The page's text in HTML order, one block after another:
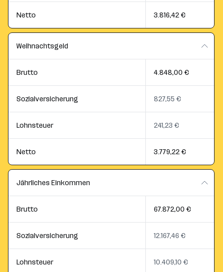
Netto 3.816,42 €
Weihnachtsgeld
Brutto 4.848,00 €
Sozialversicherung 827,55 €
Lohnsteuer 241,23 €
Netto 3.779,22 €
Jährliches Einkommen
Brutto 67.872,00 €
Sozialversicherung 12.167,46 €
Lohnsteuer 10.409,10 €